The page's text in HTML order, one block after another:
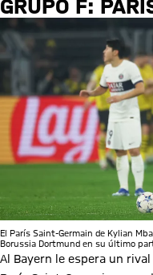
GRUPO F:
El París Saint-Germain de Kylian
Borussia Dortmund en su último
Al Bayern le espera un